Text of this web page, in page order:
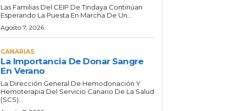
Las Familias Del CEIP De Tindaya Continúan
Esperando La Puesta En Marcha De Un...
Agosto 7, 2026
CANARIAS
La Importancia De Donar Sangre
En Verano
La Dirección General De Hemodonación Y
Hemoterapia Del Servicio Canario De La Salud
(SCS)...